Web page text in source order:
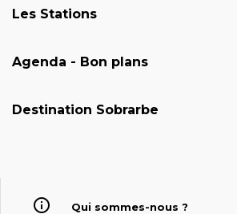
Les Stations
Agenda - Bon plans
Destination Sobrarbe
Qui sommes-nous ?